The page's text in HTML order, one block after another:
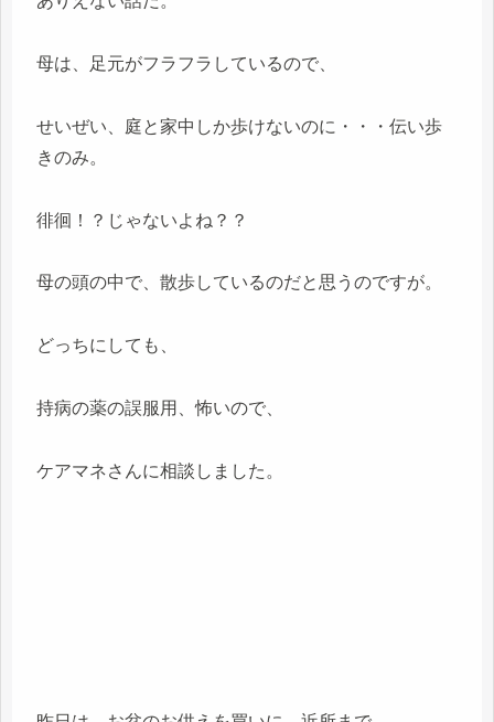
母は、足元がフラフラしているので、
せいぜい、庭と家中しか歩けないのに・・・伝い歩
きのみ。
徘徊！？じゃないよね？？
母の頭の中で、散歩しているのだと思うのですが。
どっちにしても、
持病の薬の誤服用、怖いので、
ケアマネさんに相談しました。